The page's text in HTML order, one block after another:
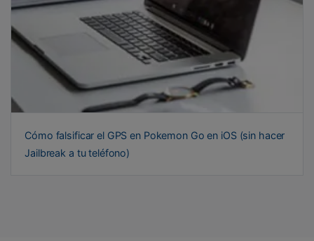
Cómo falsificar el GPS en Pokemon Go en iOS (sin hacer
Jailbreak a tu teléfono)